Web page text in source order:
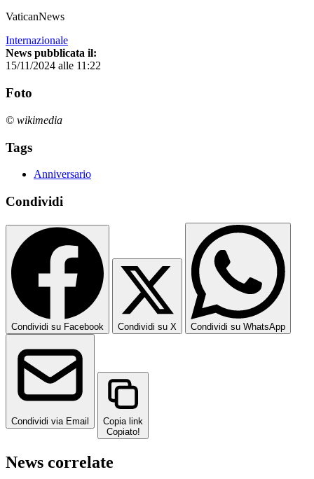
VaticanNews
Internazionale
News pubblicata il:
15/11/2024 alle 11:22
Foto
© wikimedia
Tags
Anniversario
Condividi
Condividi su Facebook Condividi su X Condividi su WhatsApp
Condividi via Email
Copia link
Copiato!
News correlate